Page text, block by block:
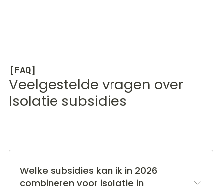
[FAQ]
Veelgestelde vragen over
Isolatie subsidies
Welke subsidies kan ik in 2026
combineren voor isolatie in